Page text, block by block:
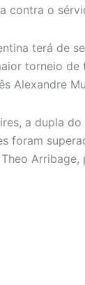
contra o
terá de
torneio
Alexandre
a dupla
foram